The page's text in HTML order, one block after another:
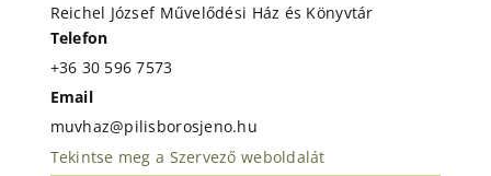
Reichel József Művelődési Ház és Könyvtár
Telefon
+36 30 596 7573
Email
muvhaz@pilisborosjeno.hu
Tekintse meg a Szervező weboldalát